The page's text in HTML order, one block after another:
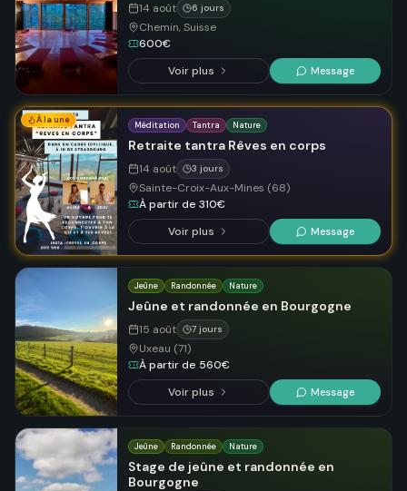
14 août 6 jours
Chemin, Suisse
600€
Voir plus
Message
À la une Méditation Tantra Nature
Retraite tantra Rêves en corps
14 août 3 jours
Sainte-Croix-Aux-Mines (68)
À partir de 310€
Voir plus
Message
Jeûne Randonnée Nature
Jeûne et randonnée en Bourgogne
15 août 7 jours
Uxeau (71)
À partir de 560€
Voir plus
Message
Jeûne Randonnée Nature
Stage de jeûne et randonnée en
Bourgogne